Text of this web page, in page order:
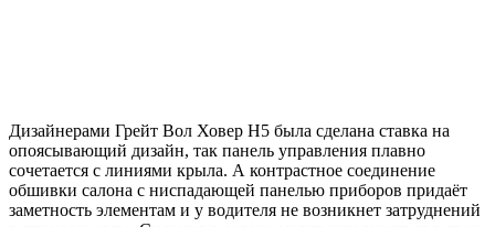
Дизайнерами Грейт Вол Ховер Н5 была сделана ставка на
опоясывающий дизайн, так панель управления плавно
сочетается с линиями крыла. А контрастное соединение
обшивки салона с ниспадающей панелью приборов придаёт
заметность элементам и у водителя не возникнет затруднений